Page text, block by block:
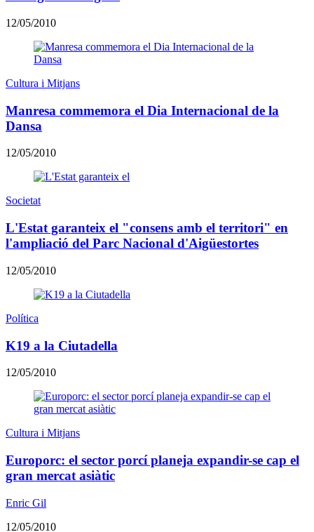
12/05/2010
Cultura i Mitjans
Manresa commemora el Dia Internacional de la
Dansa
12/05/2010
Societat
L'Estat garanteix el "consens amb el territori" en
l'ampliació del Parc Nacional d'Aigüestortes
12/05/2010
Política
K19 a la Ciutadella
12/05/2010
Cultura i Mitjans
Europorc: el sector porcí planeja expandir-se cap el
gran mercat asiàtic
Enric Gil
12/05/2010